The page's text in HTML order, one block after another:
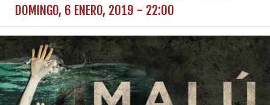
DOMINGO, 6 ENERO, 2019 - 22:00